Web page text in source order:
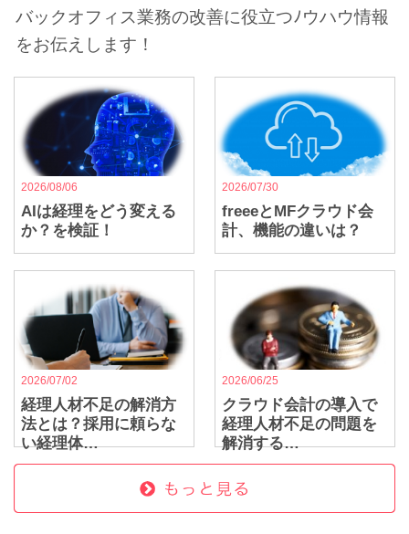
バックオフィス業務の改善に役立つﾉウハウ情報
をお伝えします！
2026/08/06
AIは経理をどう変える
か？を検証！
2026/07/30
freeeとMFクラウド会
計、機能の違いは？
2026/07/02
経理人材不足の解消方
法とは？採用に頼らな
い経理体…
2026/06/25
クラウド会計の導入で
経理人材不足の問題を
解消する…